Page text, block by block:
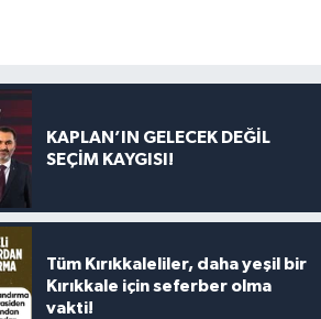
KAPLAN’IN GELECEK DEĞİL
SEÇİM KAYGISI!
Tüm Kırıkkaleliler, daha yeşil bir
Kırıkkale için seferber olma
vakti!